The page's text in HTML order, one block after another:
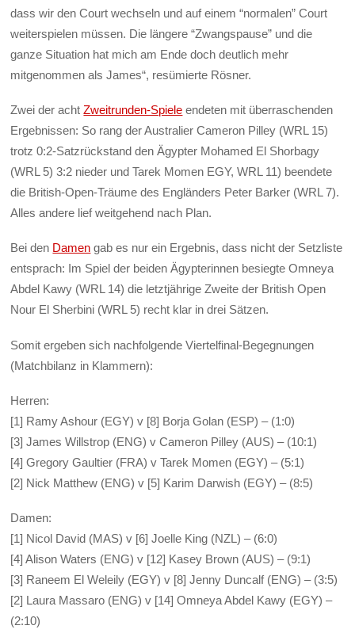
dass wir den Court wechseln und auf einem “normalen” Court
weiterspielen müssen. Die längere “Zwangspause” und die
ganze Situation hat mich am Ende doch deutlich mehr
mitgenommen als James“, resümierte Rösner.
Zwei der achtZweitrunden-Spiele endeten mit überraschenden
Ergebnissen: So rang der Australier Cameron Pilley (WRL 15)
trotz 0:2-Satzrückstand den Ägypter Mohamed El Shorbagy
(WRL 5) 3:2 nieder und Tarek Momen EGY, WRL 11) beendete
die British-Open-Träume des Engländers Peter Barker (WRL 7).
Alles andere lief weitgehend nach Plan.
Bei den Damen gab es nur ein Ergebnis, dass nicht der Setzliste
entsprach: Im Spiel der beiden Ägypterinnen besiegte Omneya
Abdel Kawy (WRL 14) die letztjährige Zweite der British Open
Nour El Sherbini (WRL 5) recht klar in drei Sätzen.
Somit ergeben sich nachfolgende Viertelfinal-Begegnungen
(Matchbilanz in Klammern):
Herren:
[1] Ramy Ashour (EGY) v [8] Borja Golan (ESP) – (1:0)
[3] James Willstrop (ENG) v Cameron Pilley (AUS) – (10:1)
[4] Gregory Gaultier (FRA) v Tarek Momen (EGY) – (5:1)
[2] Nick Matthew (ENG) v [5] Karim Darwish (EGY) – (8:5)
Damen:
[1] Nicol David (MAS) v [6] Joelle King (NZL) – (6:0)
[4] Alison Waters (ENG) v [12] Kasey Brown (AUS) – (9:1)
[3] Raneem El Weleily (EGY) v [8] Jenny Duncalf (ENG) – (3:5)
[2] Laura Massaro (ENG) v [14] Omneya Abdel Kawy (EGY) –
(2:10)